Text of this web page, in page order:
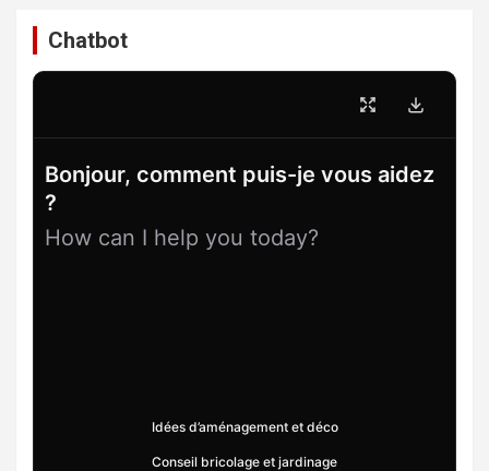
Chatbot
Bonjour, comment puis-je vous aidez
?
How can I help you today?
Idées d’aménagement et déco
Conseil bricolage et jardinage